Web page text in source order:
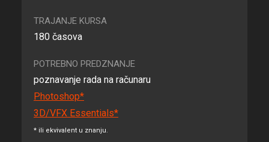
TRAJANJE KURSA
180 časova
POTREBNO PREDZNANJE
poznavanje rada na računaru
Photoshop*
3D/VFX Essentials*
* ili ekvivalent u znanju.